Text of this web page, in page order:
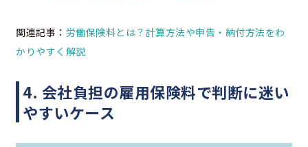
関連記事： 労働保険料とは？計算方法や申告・納付方法をわ
かりやすく解説
4. 会社負担の雇用保険料で判断に迷い
やすいケース